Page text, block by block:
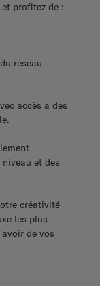
profitez de :
réseau
accès à des
et des
créativité
les plus
de vos